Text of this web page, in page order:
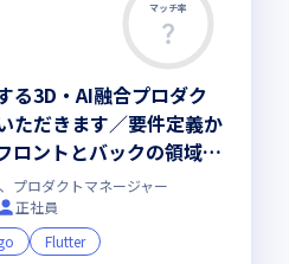
マッチ率
る3D・AI融合プロダク
ただきます／要件定義か
ロントとバックの領域を
開発に挑めます
プロダクトマネージャー
正社員
Flutter